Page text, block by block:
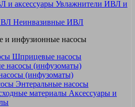
Увлажнители ИВЛ и
Неинвазивные ИВЛ
и инфузионные насосы
Шприцевые насосы
(инфузоматы)
Энтеральные насосы
Аксессуары и